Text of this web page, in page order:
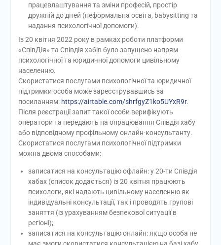
працевлаштування та зміни професій, простір
дружній до дітей (неформальна освіта, babysitting та
надання психологічної допомоги).
Із 20 квітня 2022 року в рамках роботи платформи
«СпівДія» та Співдія хабів було запущено напрям
психологічної та юридичної допомоги цивільному
населенню.
Скористатися послугами психологічної та юридичної
підтримки особа може зареєструвавшись за
посиланням: https://airtable.com/shrfgyZ1ko5UYxR9r.
Після реєстрації запит такої особи верифікують
оператори та передають на опрацювання Співдія хабу
або відповідному профільному онлайн-консультанту.
Скористатися послугами психологічної підтримки
можна двома способами:
записатися на консультацію офлайн: у 20-ти Співдія
хабах (список додається) із 20 квітня працюють
психологи, які надають цивільному населенню як
індивідуальні консультації, так і проводять групові
заняття (із урахуванням безпекової ситуації в
регіоні);
записатися на консультацію онлайн: якщо особа не
має змоги скористатися консультацією на базі хабу